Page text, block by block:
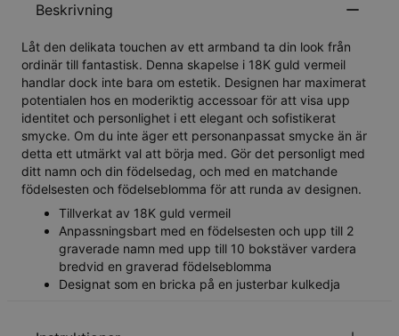
Beskrivning
Låt den delikata touchen av ett armband ta din look från
ordinär till fantastisk. Denna skapelse i 18K guld vermeil
handlar dock inte bara om estetik. Designen har maximerat
potentialen hos en moderiktig accessoar för att visa upp
identitet och personlighet i ett elegant och sofistikerat
smycke. Om du inte äger ett personanpassat smycke än är
detta ett utmärkt val att börja med. Gör det personligt med
ditt namn och din födelsedag, och med en matchande
födelsesten och födelseblomma för att runda av designen.
Tillverkat av 18K guld vermeil
Anpassningsbart med en födelsesten och upp till 2
graverade namn med upp till 10 bokstäver vardera
bredvid en graverad födelseblomma
Designat som en bricka på en justerbar kulkedja